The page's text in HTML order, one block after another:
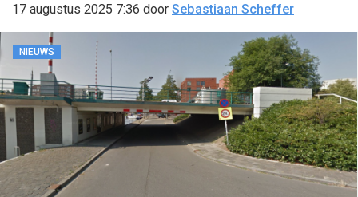
17 augustus 2025 7:36 door Sebastiaan Scheffer
NIEUWS